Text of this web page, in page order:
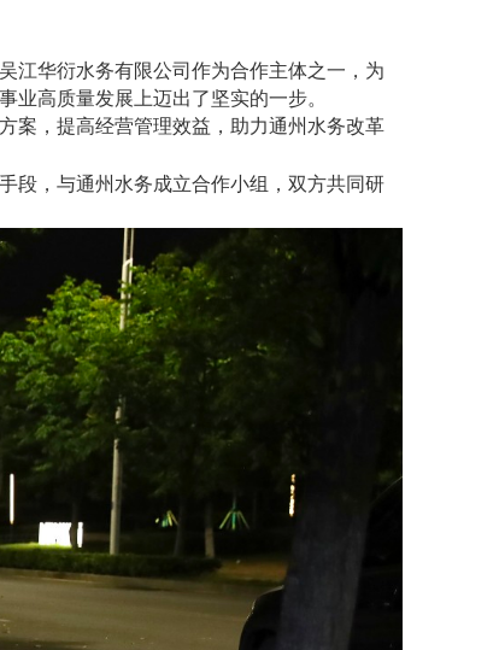
江华衍水务有限公司作为合作主体之一，为
高质量发展上迈出了坚实的一步。
案，提高经营管理效益，助力通州水务改革
段，与通州水务成立合作小组，双方共同研